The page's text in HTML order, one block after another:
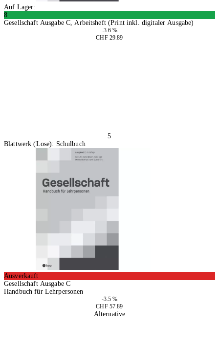
Auf Lager:
8
Gesellschaft Ausgabe C, Arbeitsheft (Print inkl. digitaler Ausgabe)
-3.6 %
CHF 29.89
5
Blattwerk (Lose): Schulbuch
Ausverkauft
Gesellschaft Ausgabe C
Handbuch für Lehrpersonen
-3.5 %
CHF 57.89
Alternative